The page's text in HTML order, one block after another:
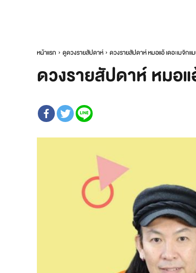
หน้าแรก ดูดวงรายสัปดาห์ ดวงรายสัปดาห์ หมอแอ้ เดอะเมจิก
ดวงรายสัปดาห์ หมอแ